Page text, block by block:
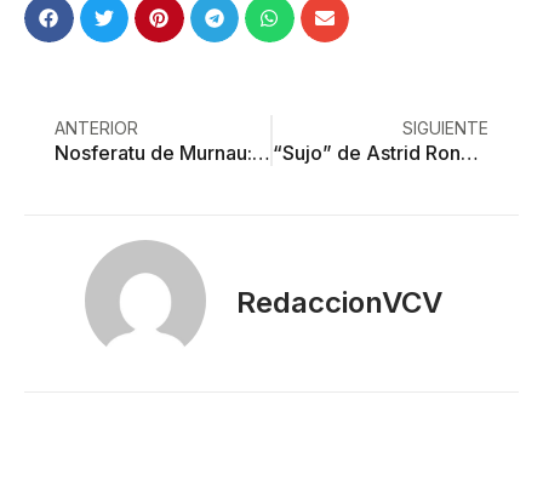
ANTERIOR
Nosferatu de Murnau: cien años sin conciliar el sueño
SIGUIENTE
“Sujo” de Astrid Rondero y Fernanda Valadez: trascender la violencia
RedaccionVCV